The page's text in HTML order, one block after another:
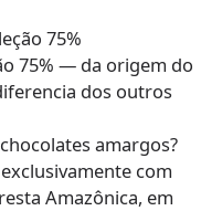
75%
75% — da origem do
dos outros
amargos?
com
Amazônica, em